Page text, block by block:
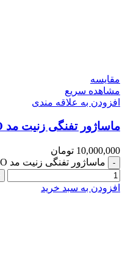
مقایسه
مشاهده سریع
افزودن به علاقه مندی
ماساژور تفنگی زنیت مد PHYSIOLINE PRO
10,000,000 تومان
ماساژور تفنگی زنیت مد PHYSIOLINE PRO عدد
افزودن به سبد خرید